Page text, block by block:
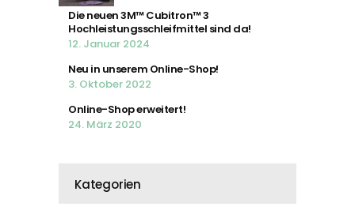
Die neuen 3M™ Cubitron™ 3
Hochleistungsschleifmittel sind da!
12. Januar 2024
Neu in unserem Online-Shop!
3. Oktober 2022
Online-Shop erweitert!
24. März 2020
Kategorien